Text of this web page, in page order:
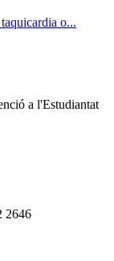
o...
a l'Estudiantat
2646